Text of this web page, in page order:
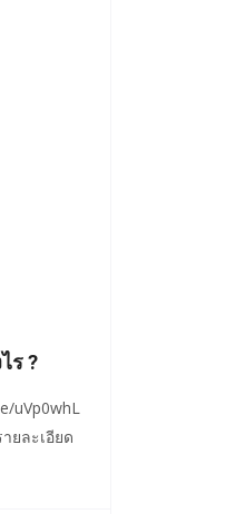
ร ?
uVp0whL
ยละเอียด